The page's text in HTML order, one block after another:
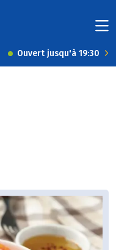
Ouvert jusqu'à 19:30